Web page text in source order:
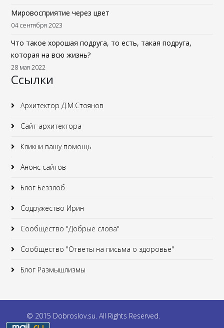
Мировосприятие через цвет
04 сентября 2023
Что такое хорошая подруга, то есть, такая подруга,
которая на всю жизнь?
28 мая 2022
Ссылки
Архитектор Д.М.Стоянов
Сайт архитектора
Кликни вашу помощь
Анонс сайтов
Блог Беззлоб
Содружество Ирин
Сообщество "Добрые слова"
Сообщество "Ответы на письма о здоровье"
Блог Размышлизмы
© 2015 Dobroslov.su. All Rights Reserved.